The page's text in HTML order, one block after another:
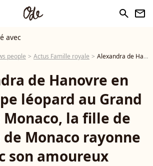
search newsletter
avec
people Actus Famille royale Alexandra de Hanovre en petite jupe léopard au Grand Prix de Monaco, la fille de Caroline de Monaco rayonne avec son amoureux
de Hanovre en
léopard au Grand
Monaco, la fille de
Monaco rayonne
son amoureux